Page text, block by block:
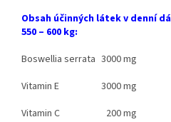
Obsah účinných látek v denní
550 – 600 kg:
Boswellia serrata 3000 mg
Vitamin E
3000 mg
Vitamin C
200 mg